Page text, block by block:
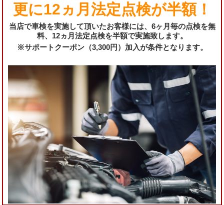
更に12ヵ月法定点検が半額！
当店で車検を実施して頂いたお客様には、6ヶ月毎の点検を無
料、12ヵ月法定点検を半額で実施致します。
※サポートクーポン（3,300円）加入が条件となります。